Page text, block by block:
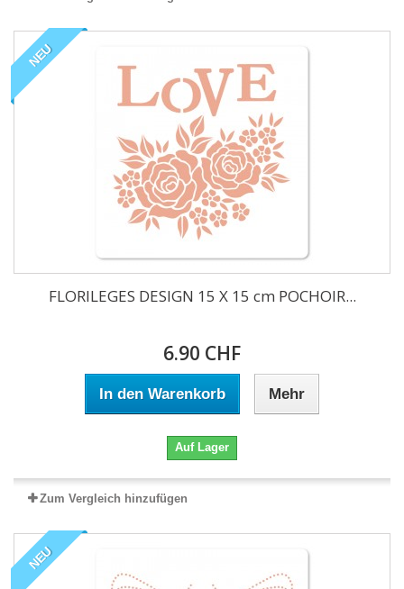
NEU
FLORILEGES DESIGN 15 X 15 cm POCHOIR...
6.90 CHF
In den Warenkorb Mehr
Auf Lager
Zum Vergleich hinzufügen
NEU